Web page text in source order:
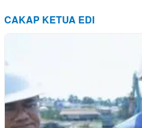
CAKAP KETUA EDI